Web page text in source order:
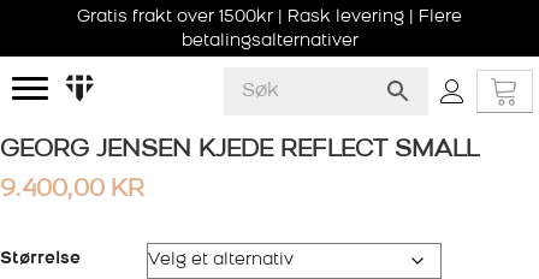
Gratis frakt over 1500kr | Rask levering | Flere
betalingsalternativer
GEORG JENSEN KJEDE REFLECT SMALL
9.400,00 KR
Størrelse